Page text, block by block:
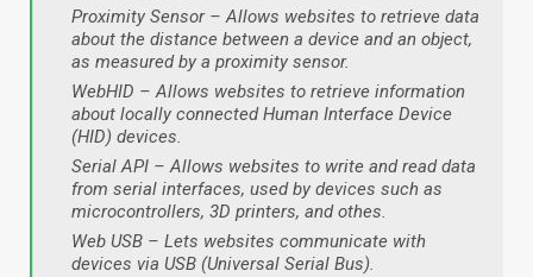
Proximity Sensor – Allows websites to retrieve data
about the distance between a device and an object,
as measured by a proximity sensor.
WebHID – Allows websites to retrieve information
about locally connected Human Interface Device
(HID) devices.
Serial API – Allows websites to write and read data
from serial interfaces, used by devices such as
microcontrollers, 3D printers, and othes.
Web USB – Lets websites communicate with
devices via USB (Universal Serial Bus).